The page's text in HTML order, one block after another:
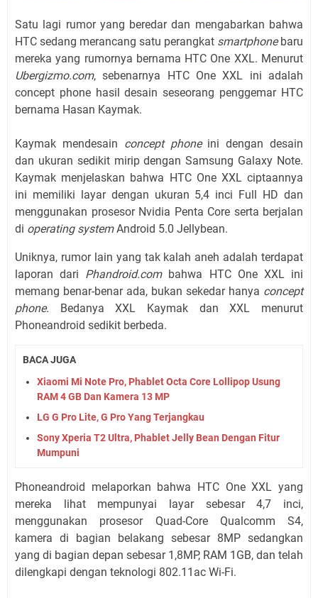
Satu lagi rumor yang beredar dan mengabarkan bahwa
HTC sedang merancang satu perangkat smartphonebaru
mereka yang rumornya bernama HTC One XXL. Menurut
Ubergizmo.com, sebenarnya HTC One XXL ini adalah
concept phone hasil desain seseorang penggemar HTC
bernama Hasan Kaymak.
Kaymak mendesain concept phoneini dengan desain
dan ukuran sedikit mirip dengan Samsung Galaxy Note.
Kaymak menjelaskan bahwa HTC One XXL ciptaannya
ini memiliki layar dengan ukuran 5,4 inci Full HD dan
menggunakan prosesor Nvidia Penta Core serta berjalan
di operating systemAndroid 5.0 Jellybean.
Uniknya, rumor lain yang tak kalah aneh adalah terdapat
laporan dari Phandroid.combahwa HTC One XXL ini
memang benar-benar ada, bukan sekedar hanya concept
phone. Bedanya XXL Kaymak dan XXL menurut
Phoneandroid sedikit berbeda.
BACA JUGA
Xiaomi Mi Note Pro, Phablet Octa Core Lollipop Usung
RAM 4 GB Dan Kamera 13 MP
LG G Pro Lite, G Pro Yang Terjangkau
Sony Xperia T2 Ultra, Phablet Jelly Bean Dengan Fitur
Mumpuni
Phoneandroid melaporkan bahwa HTC One XXL yang
mereka lihat mempunyai layar sebesar 4,7 inci,
menggunakan prosesor Quad-Core Qualcomm S4,
kamera di bagian belakang sebesar 8MP sedangkan
yang di bagian depan sebesar 1,8MP, RAM 1GB, dan telah
dilengkapi dengan teknologi 802.11ac Wi-Fi.